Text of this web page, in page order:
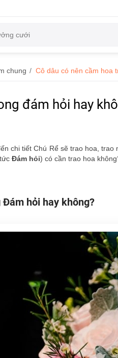
chung / Cô dâu có nên cầm hoa
đám hỏi hay
chi tiết Chú Rể sẽ trao hoa,
Đám hỏi) có cần trao hoa
Đám hỏi hay không?